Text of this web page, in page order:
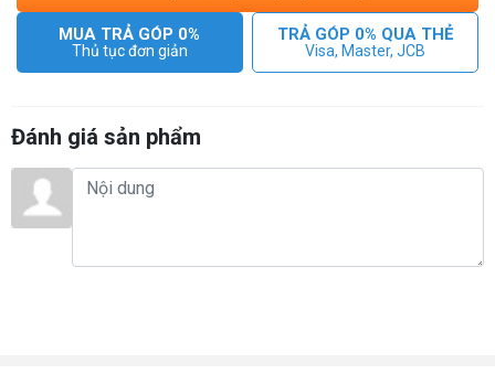
Ưu điểm
MUA TRẢ GÓP 0%
Thủ tục đơn giản
TRẢ GÓP 0% QUA THẺ
Visa, Master, JCB
Đánh giá sản phẩm